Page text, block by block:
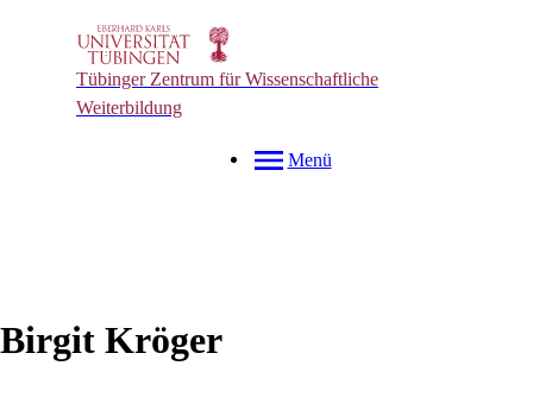
Tübinger Zentrum für Wissenschaftliche
Weiterbildung
Menü
Birgit Kröger